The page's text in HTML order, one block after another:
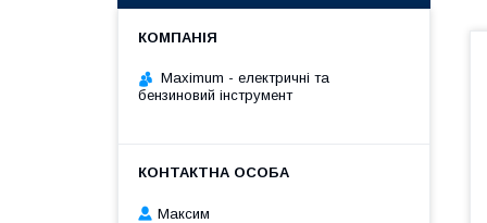
Maximum - електричні та
бензиновий інструмент
Максим